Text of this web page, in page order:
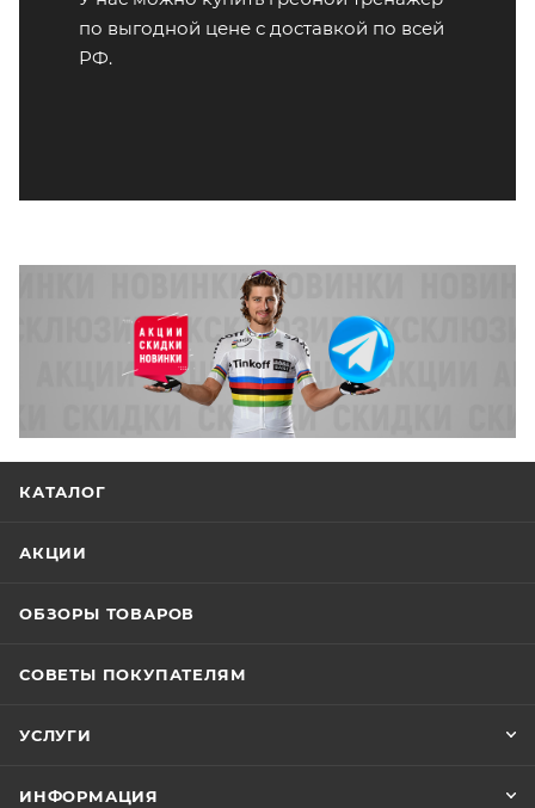
по выгодной цене с доставкой по всей
РФ.
КАТАЛОГ
АКЦИИ
ОБЗОРЫ ТОВАРОВ
СОВЕТЫ ПОКУПАТЕЛЯМ
УСЛУГИ
ИНФОРМАЦИЯ